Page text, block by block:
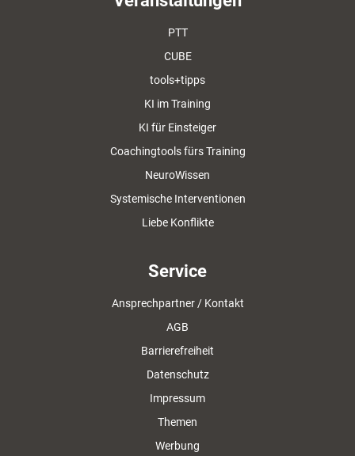
PTT
CUBE
tools+tipps
KI im Training
KI für Einsteiger
Coachingtools fürs Training
NeuroWissen
Systemische Interventionen
Liebe Konflikte
Service
Ansprechpartner / Kontakt
AGB
Barrierefreiheit
Datenschutz
Impressum
Themen
Werbung